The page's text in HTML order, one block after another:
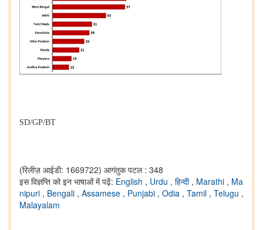
SD/GP/BT
(रिलीज़ आईडी: 1669722) आगंतुक पटल : 348
इस विज्ञप्ति को इन भाषाओं में पढ़ें: English , Urdu , हिन्दी , Marathi , Ma
nipuri , Bengali , Assamese , Punjabi , Odia , Tamil , Telugu ,
Malayalam